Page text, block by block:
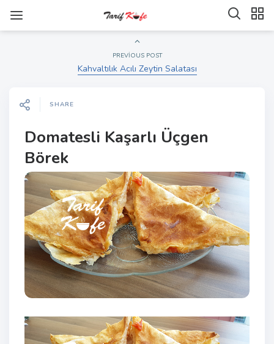
PREVIOUS POST
Kahvaltılık Acılı Zeytin Salatası
SHARE
Domatesli Kaşarlı Üçgen
Börek